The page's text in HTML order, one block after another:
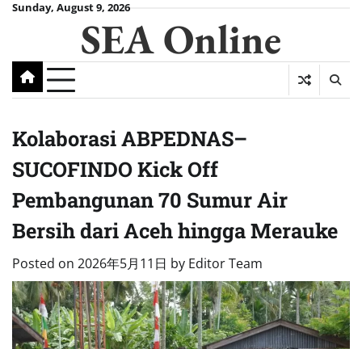
SkipSunday, August 9, 2026
SEA Online
Kolaborasi ABPEDNAS–
SUCOFINDO Kick Off
Pembangunan 70 Sumur Air
Bersih dari Aceh hingga Merauke
Posted on 2026年5月11日 by Editor Team